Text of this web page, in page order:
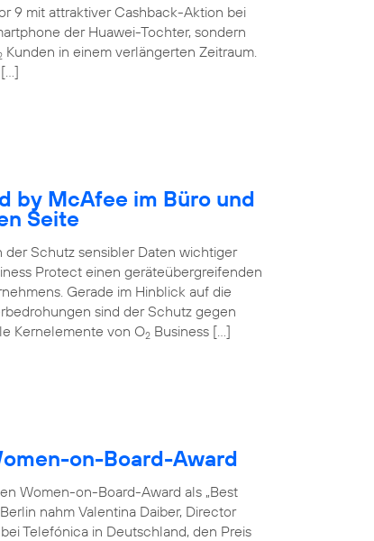
9 mit attraktiver Cashback-Aktion bei
der Huawei-Tochter, sondern
Kunden in einem verlängerten Zeitraum.
by McAfee im Büro und
Seite
Schutz sensibler Daten wichtiger
Protect einen geräteübergreifenden
Gerade im Hinblick auf die
sind der Schutz gegen
Kernelemente von O2 Business […]
on-Board-Award
Women-on-Board-Award als „Best
nahm Valentina Daiber, Director
Telefónica in Deutschland, den Preis